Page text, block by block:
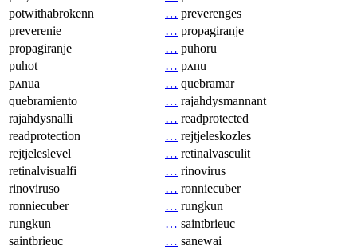
potwithabrokenn
… preverenges
preverenie
… propagiranje
propagiranje
… puhoru
puhot
… pʌnu
pʌnua
… quebramar
quebramiento
… rajahdysmannant
rajahdysnalli
… readprotected
readprotection
… rejtjeleskozles
rejtjeleslevel
… retinalvasculit
retinalvisualfi
… rinovirus
rinoviruso
… ronniecuber
ronniecuber
… rungkun
rungkun
… saintbrieuc
saintbrieuc
… sanewai